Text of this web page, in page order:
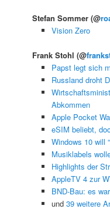
Stefan Sommer(@
Vision Zero
Frank Stohl(@
Papst legt sich
Russland droht
Abkommen
Apple Pocket
eSIM beliebt,
Windows 10 will
Musiklabels
Highlights der
AppleTV 4 zur
BND-Bau: es
und 39 weitere